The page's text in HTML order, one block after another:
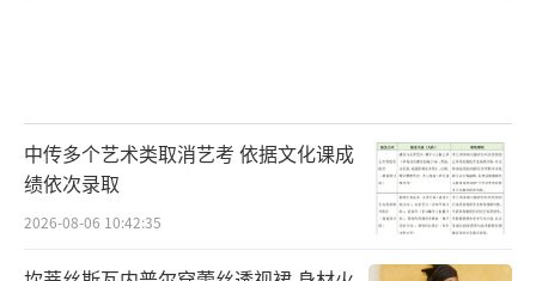
中传多个艺术类取消艺考 依据文化课成
绩依次录取
2026-08-06 10:42:35